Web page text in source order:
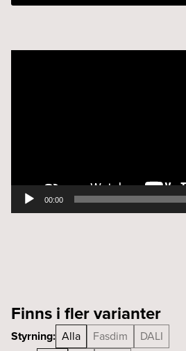
DALI
00:00
Finns i fler varianter
Styrning: Alla Fasdim
DALI